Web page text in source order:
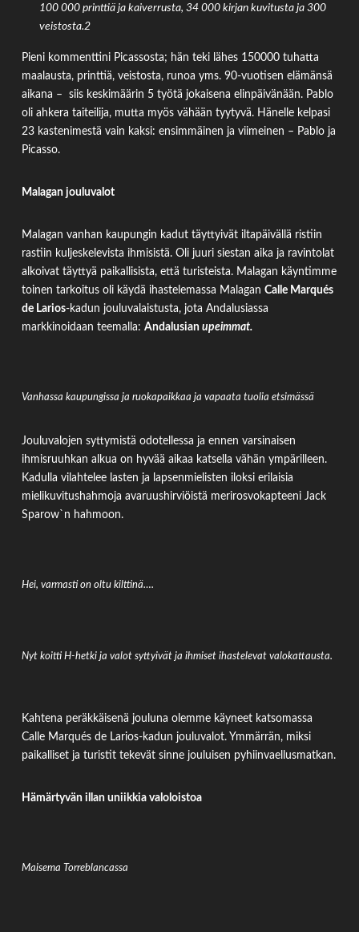
100 000 printtiä ja kaiverrusta, 34 000 kirjan kuvitusta ja 300
veistosta.2
Pieni kommenttini Picassosta; hän teki lähes 150000 tuhatta
maalausta, printtiä, veistosta, runoa yms. 90-vuotisen elämänsä
aikana – siis keskimäärin 5 työtä jokaisena elinpäivänään. Pablo
oli ahkera taiteilija, mutta myös vähään tyytyvä. Hänelle kelpasi
23 kastenimestä vain kaksi: ensimmäinen ja viimeinen – Pablo ja
Picasso.
Malagan jouluvalot
Malagan vanhan kaupungin kadut täyttyivät iltapäivällä ristiin
rastiin kuljeskelevista ihmisistä. Oli juuri siestan aika ja ravintolat
alkoivat täyttyä paikallisista, että turisteista. Malagan käyntimme
toinen tarkoitus oli käydä ihastelemassa Malagan Calle Marqués
de Larios-kadun jouluvalaistusta, jota Andalusiassa
markkinoidaan teemalla: Andalusianupeimmat.
Vanhassa kaupungissa ja ruokapaikkaa ja vapaata tuolia etsimässä
Jouluvalojen syttymistä odotellessa ja ennen varsinaisen
ihmisruuhkan alkua on hyvää aikaa katsella vähän ympärilleen.
Kadulla vilahtelee lasten ja lapsenmielisten iloksi erilaisia
mielikuvitushahmoja avaruushirviöistä merirosvokapteeni Jack
Sparow`n hahmoon.
Hei, varmasti on oltu kilttinä….
Nyt koitti H-hetki ja valot syttyivät ja ihmiset ihastelevat valokattausta.
Kahtena peräkkäisenä jouluna olemme käyneet katsomassa
Calle Marqués de Larios-kadun jouluvalot. Ymmärrän, miksi
paikalliset ja turistit tekevät sinne jouluisen pyhiinvaellusmatkan.
Hämärtyvän illan uniikkia valoloistoa
Maisema Torreblancassa